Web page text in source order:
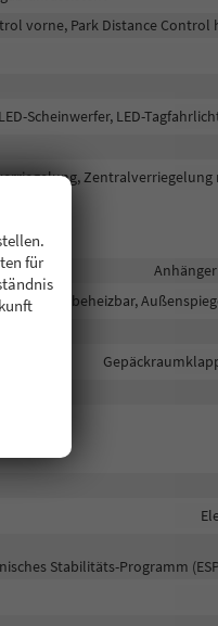
vorne, Park Distance Control
Scheinwerfer, LED-
beheizbar,
Stabilitäts-Programm
für